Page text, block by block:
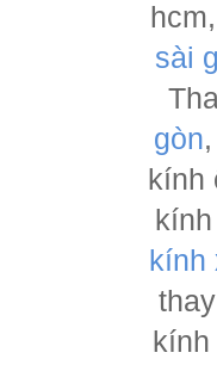
sài
gòn
kính
kính